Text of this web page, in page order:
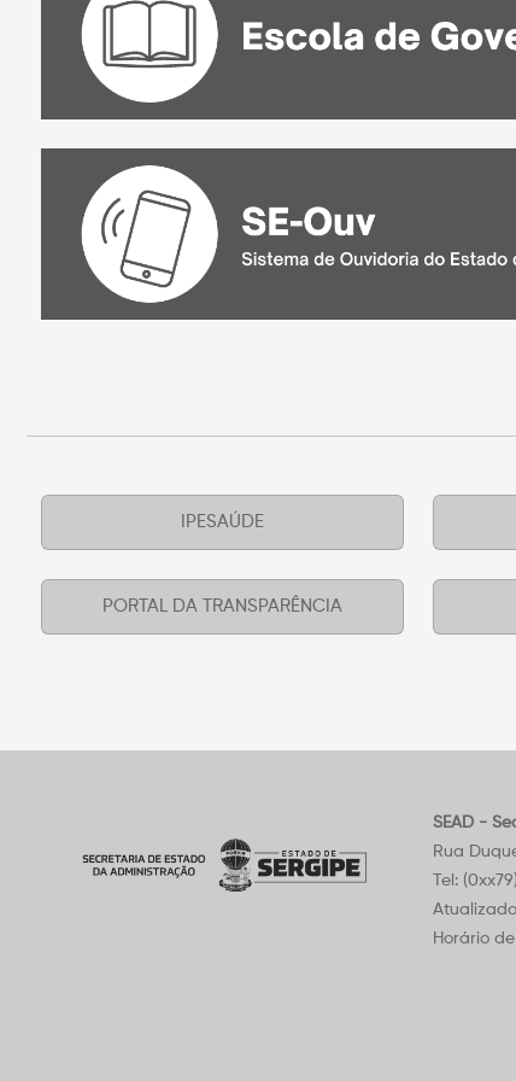
IPESAÚDE
PORTAL DA TRANSPARÊNCIA
SEAD -
Rua
Tel:
Horário